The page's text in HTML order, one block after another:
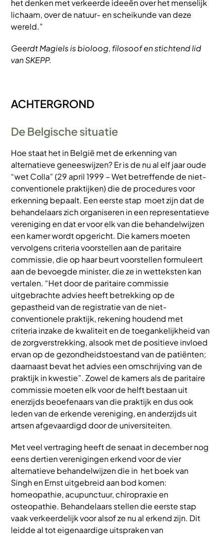
het denken met verkeerde ideeën over het menselijk
lichaam, over de natuur- en scheikunde van deze
wereld.”
Geerdt Magiels is bioloog, filosoof en stichtend lid
van SKEPP.
ACHTERGROND
De Belgische situatie
Hoe staat het in België met de erkenning van
alternatieve geneeswijzen? Er is de nu al elf jaar oude
“wet Colla” (29 april 1999 – Wet betreffende de niet-
conventionele praktijken) die de procedures voor
erkenning bepaalt. Een eerste stap moet zijn dat de
behandelaars zich organiseren in een representatieve
vereniging en dat er voor elk van die behandelwijzen
een kamer wordt opgericht. Die kamers moeten
vervolgens criteria voorstellen aan de paritaire
commissie, die op haar beurt voorstellen formuleert
aan de bevoegde minister, die ze in wetteksten kan
vertalen. “Het door de paritaire commissie
uitgebrachte advies heeft betrekking op de
gepastheid van de registratie van de niet-
conventionele praktijk, rekening houdend met
criteria inzake de kwaliteit en de toegankelijkheid van
de zorgverstrekking, alsook met de positieve invloed
ervan op de gezondheidstoestand van de patiënten;
daarnaast bevat het advies een omschrijving van de
praktijk in kwestie”. Zowel de kamers als de paritaire
commissie moeten elk voor de helft bestaan uit
enerzijds beoefenaars van die praktijk en dus ook
leden van de erkende vereniging, en anderzijds uit
artsen afgevaardigd door de universiteiten.
Met veel vertraging heeft de senaat in december nog
eens dertien verenigingen erkend voor de vier
alternatieve behandelwijzen die in het boek van
Singh en Ernst uitgebreid aan bod komen:
homeopathie, acupunctuur, chiropraxie en
osteopathie. Behandelaars stellen die eerste stap
vaak verkeerdelijk voor alsof ze nu al erkend zijn. Dit
leidde al tot eigenaardige uitspraken van